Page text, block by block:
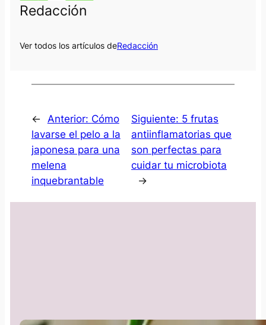
Redacción
Ver todos los artículos deRedacción
← Anterior: Cómo
lavarse el pelo a la
japonesa para una
melena
inquebrantable
Siguiente: 5 frutas
antiinflamatorias que
son perfectas para
cuidar tu microbiota
→